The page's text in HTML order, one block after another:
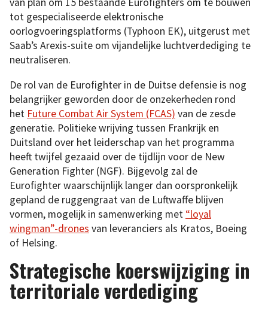
tot gespecialiseerde elektronische
oorlogvoeringsplatforms (Typhoon EK), uitgerust met
Saab’s Arexis-suite om vijandelijke luchtverdediging te
neutraliseren.
De rol van de Eurofighter in de Duitse defensie is nog
belangrijker geworden door de onzekerheden rond
het Future Combat Air System (FCAS) van de zesde
generatie. Politieke wrijving tussen Frankrijk en
Duitsland over het leiderschap van het programma
heeft twijfel gezaaid over de tijdlijn voor de New
Generation Fighter (NGF). Bijgevolg zal de
Eurofighter waarschijnlijk langer dan oorspronkelijk
gepland de ruggengraat van de Luftwaffe blijven
vormen, mogelijk in samenwerking met “loyal
wingman”-drones van leveranciers als Kratos, Boeing
of Helsing.
Strategische koerswijziging in
territoriale verdediging